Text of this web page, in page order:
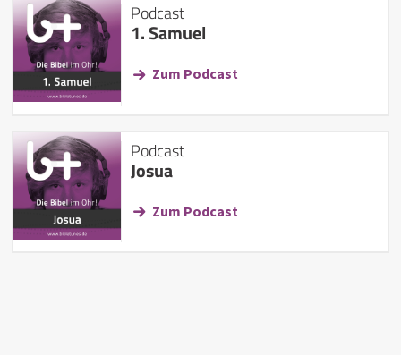
Podcast
1. Samuel
Zum Podcast
Podcast
Josua
Zum Podcast